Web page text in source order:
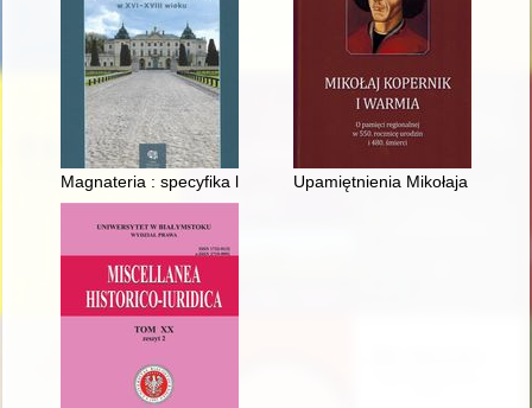
Magnateria : specyfika litewska Upamiętnienia Mikołaja